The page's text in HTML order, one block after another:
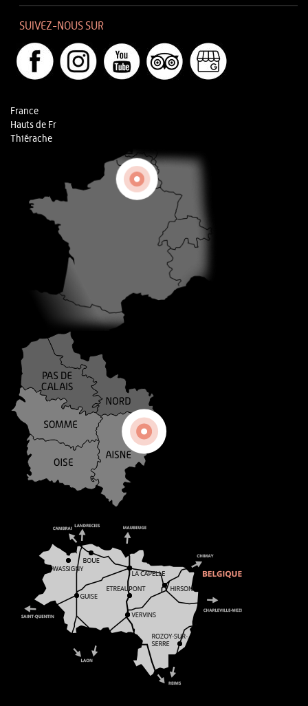
SUIVEZ-NOUS SUR
France
Hauts de Fr
Thiérache